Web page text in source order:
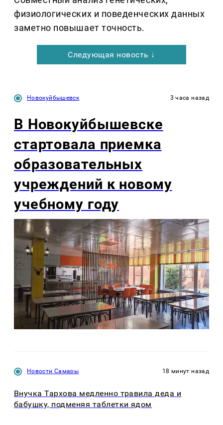
физиологических и поведенческих данных
заметно повышает точность.
Следующая новость ↓
Новокуйбышевск 3 часа назад
В Новокуйбышевске
стартовала приемка
образовательных
учреждений к новому
учебному году
Новости Самары 18 минут назад
Внучка Тархова медленно травила деда и
бабушку, подменяя таблетки ядом